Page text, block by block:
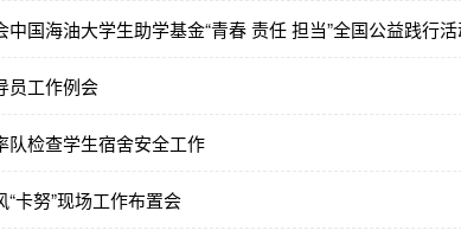
国海油大学生助学基金“青春 责任 担当”全国公益践行
员工作例会
队检查学生宿舍安全工作
卡努”现场工作布置会